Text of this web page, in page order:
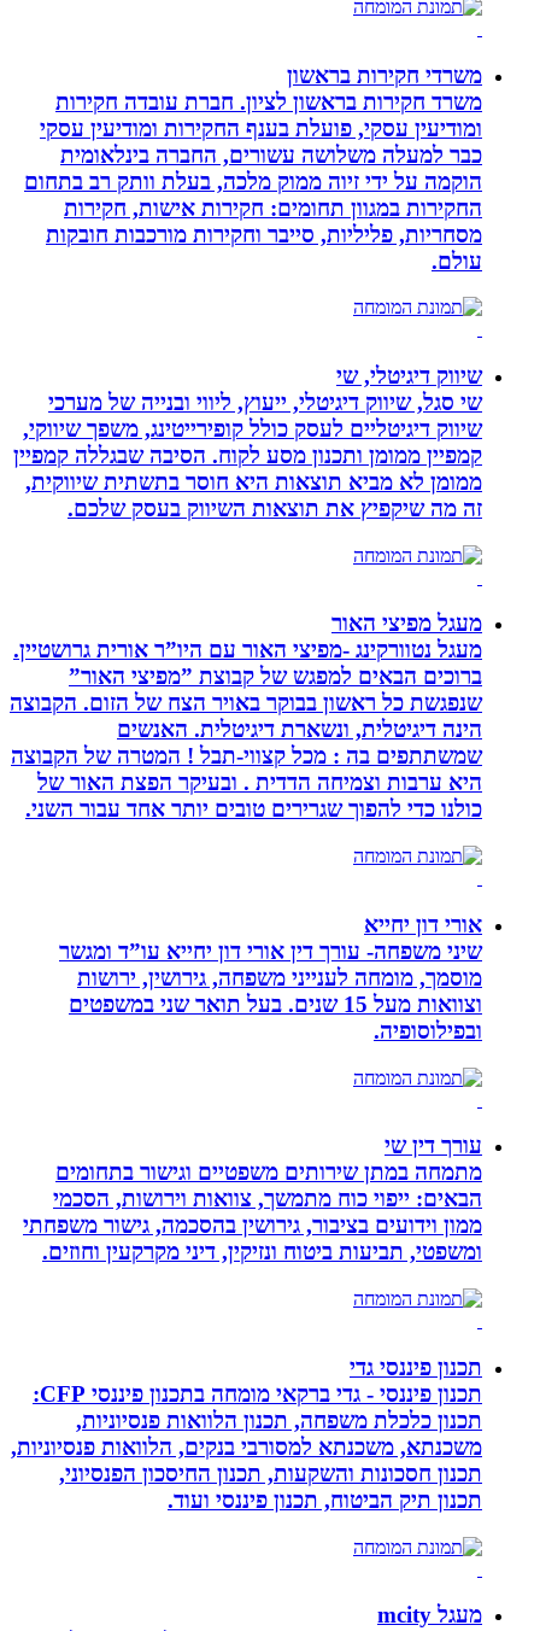
משרדי חקירות בראשון
משרד חקירות בראשון לציון. חברת עובדה חקירות
ומודיעין עסקי, פועלת בענף החקירות ומודיעין עסקי
כבר למעלה משלושה עשורים, החברה בינלאומית
הוקמה על ידי זיוה ממוק מלכה, בעלת וותק רב בתחום
החקירות במגוון תחומים: חקירות אישות, חקירות
מסחריות, פליליות, סייבר וחקירות מורכבות חובקות
עולם.
שיווק דיגיטלי, שי
שי סגל, שיווק דיגיטלי, ייעוץ, ליווי ובנייה של מערכי
שיווק דיגיטליים לעסק כולל קופירייטינג, משפך שיווקי,
קמפיין ממומן ותכנון מסע לקוח. הסיבה שבגללה קמפיין
ממומן לא מביא תוצאות היא חוסר בתשתית שיווקית,
זה מה שיקפיץ את תוצאות השיווק בעסק שלכם.
מעגל מפיצי האור
מעגל נטוורקינג -מפיצי האור עם היו”ר אורית גרושטיין.
ברוכים הבאים למפגש של קבוצת ”מפיצי האור”
שנפגשת כל ראשון בבוקר באויר הצח של הזום. הקבוצה
הינה דיגיטלית, ונשארת דיגיטלית. האנשים
שמשתתפים בה : מכל קצווי-תבל ! המטרה של הקבוצה
היא ערבות וצמיחה הדדית . ובעיקר הפצת האור של
כולנו כדי להפוך שגרירים טובים יותר אחד עבור השני.
אורי דון יחייא
שיני משפחה- עורך דין אורי דון יחייא עו”ד ומגשר
מוסמך, מומחה לענייני משפחה, גירושין, ירושות
וצוואות מעל 15 שנים. בעל תואר שני במשפטים
ובפילוסופיה.
עורך דין שי
מתמחה במתן שירותים משפטיים וגישור בתחומים
הבאים: ייפוי כוח מתמשך, צוואות וירושות, הסכמי
ממון וידועים בציבור, גירושין בהסכמה, גישור משפחתי
ומשפטי, תביעות ביטוח ונזיקין, דיני מקרקעין וחוזים.
תכנון פיננסי גדי
תכנון פיננסי - גדי ברקאי מומחה בתכנון פיננסי CFP:
תכנון כלכלת משפחה, תכנון הלוואות פנסיוניות,
משכנתא, משכנתא למסורבי בנקים, הלוואות פנסיוניות,
תכנון חסכונות והשקעות, תכנון החיסכון הפנסיוני,
תכנון תיק הביטוח, תכנון פיננסי ועוד.
מעגל mcity